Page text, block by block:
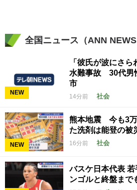
全国ニュース（ANN NEWS
NEW
「彼氏が波にさ
水難事故 30代男
市
14分前 社会
NEW
熊本地震 今も3
た洗剤は能登の被
16分前 社会
バスケ日本代表
ンゴルと終盤まで